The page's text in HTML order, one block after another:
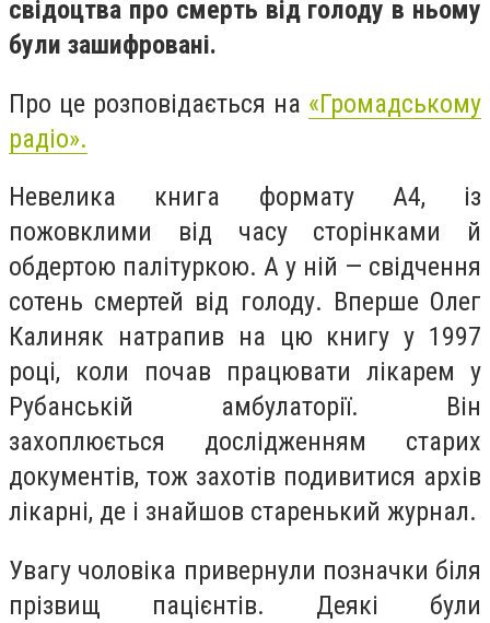
свідоцтва про смерть від голоду в ньому
були зашифровані.
Про це розповідається на «Громадському
радіо».
Невелика книга формату А4, із
пожовклими від часу сторінками й
обдертою палітуркою. А у ній — свідчення
сотень смертей від голоду. Вперше Олег
Калиняк натрапив на цю книгу у 1997
році, коли почав працювати лікарем у
Рубанській амбулаторії. Він
захоплюється дослідженням старих
документів, тож захотів подивитися архів
лікарні, де і знайшов старенький журнал.
Увагу чоловіка привернули позначки біля
прізвищ пацієнтів. Деякі були